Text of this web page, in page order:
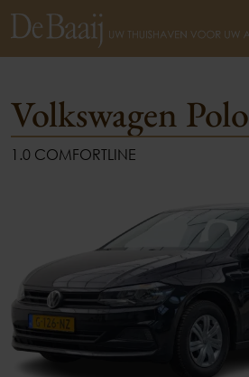
Volkswagen Polo
1.0 COMFORTLINE